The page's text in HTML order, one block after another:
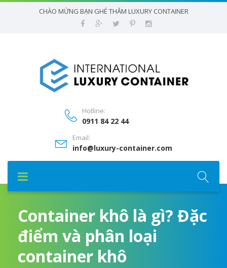
CHÀO MỪNG BẠN GHÉ THĂM LUXURY CONTAINER
Hotline:
0911 84 22 44
Email:
info@luxury-container.com
Container khô là gì? Đặc
điểm và phân loại
container khô